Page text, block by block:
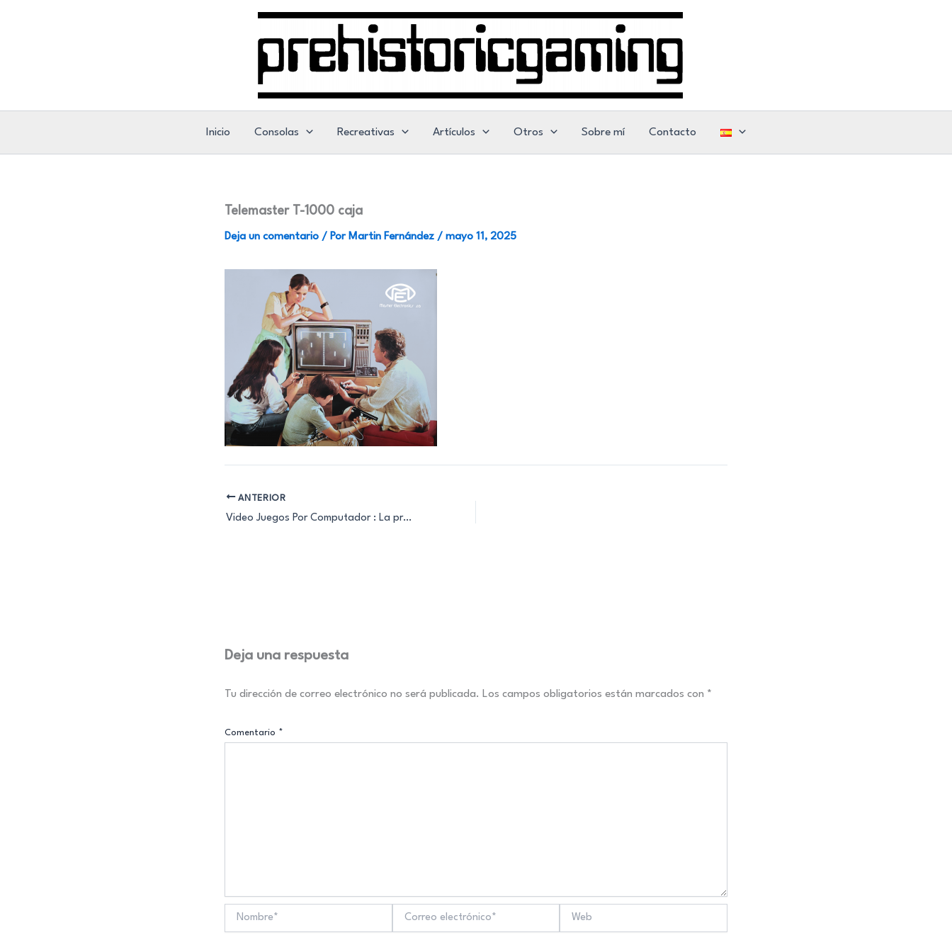
Inicio Consolas Recreativas Artículos Otros Sobre mí Contacto
Telemaster T-1000 caja
Deja un comentario / Por Martin Fernández / mayo 11, 2025
ANTERIOR
Video Juegos Por Computador : La prehistoria de las consolas en España
Deja una respuesta
Tu dirección de correo electrónico no será publicada. Los campos obligatorios están marcados con *
Comentario *